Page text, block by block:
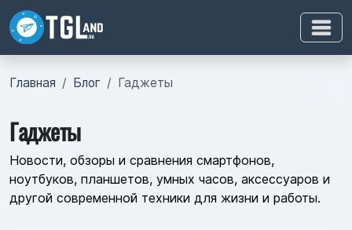
Главная Блог Гаджеты
Гаджеты
Новости, обзоры и сравнения смартфонов,
ноутбуков, планшетов, умных часов, аксессуаров и
другой современной техники для жизни и работы.